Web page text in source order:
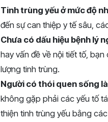
Tinh trùng yếu ở mức độ
đến sự can thiệp y tế sâu,
Chưa có dấu hiệu bệnh lý
hay vấn đề về nội tiết tố,
lượng tinh trùng.
Người có thói quen sống
không gặp phải các yếu tố
thiện tinh trùng yếu bằng